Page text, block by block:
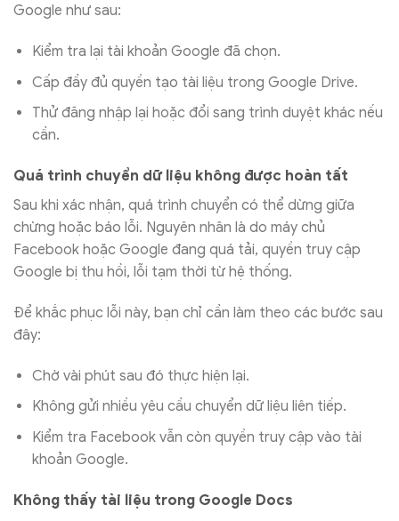
Google như sau:
Kiểm tra lại tài khoản Google đã chọn.
Cấp đầy đủ quyền tạo tài liệu trong Google Drive.
Thử đăng nhập lại hoặc đổi sang trình duyệt khác nếu
cần.
Quá trình chuyển dữ liệu không được hoàn tất
Sau khi xác nhận, quá trình chuyển có thể dừng giữa
chừng hoặc báo lỗi. Nguyên nhân là do máy chủ
Facebook hoặc Google đang quá tải, quyền truy cập
Google bị thu hồi, lỗi tạm thời từ hệ thống.
Để khắc phục lỗi này, bạn chỉ cần làm theo các bước sau
đây:
Chờ vài phút sau đó thực hiện lại.
Không gửi nhiều yêu cầu chuyển dữ liệu liên tiếp.
Kiểm tra Facebook vẫn còn quyền truy cập vào tài
khoản Google.
Không thấy tài liệu trong Google Docs